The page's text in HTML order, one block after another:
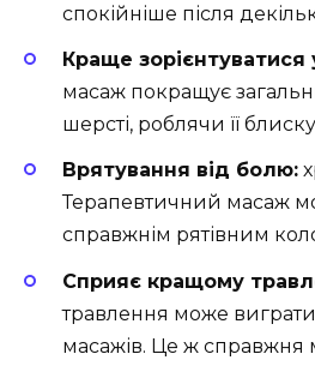
спокійніше після
Краще зорієнтуватися
масаж покращує
шерсті, роблячи її
Врятування від болю:
Терапевтичний масаж
справжнім рятівним
Сприяє кращому
травлення може
масажів. Це ж справжня